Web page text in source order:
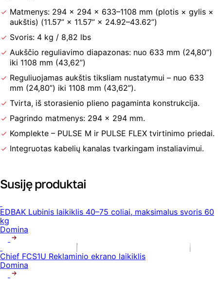
Matmenys: 294 × 294 × 633–1108 mm (plotis × gylis ×
aukštis) (11.57” × 11.57” × 24.92–43.62”)
Svoris: 4 kg / 8,82 lbs
Aukščio reguliavimo diapazonas: nuo 633 mm (24,80”)
iki 1108 mm (43,62”)
Reguliuojamas aukštis tiksliam nustatymui – nuo 633
mm (24,80”) iki 1108 mm (43,62”).
Tvirta, iš storasienio plieno pagaminta konstrukcija.
Pagrindo matmenys: 294 × 294 mm.
Komplekte – PULSE M ir PULSE FLEX tvirtinimo priedai.
Integruotas kabelių kanalas tvarkingam instaliavimui.
Susiję produktai
EDBAK Lubinis laikiklis 40–75 coliai, maksimalus svoris 60
kg
Domina
Chief FCS1U Reklaminio ekrano laikiklis
Domina